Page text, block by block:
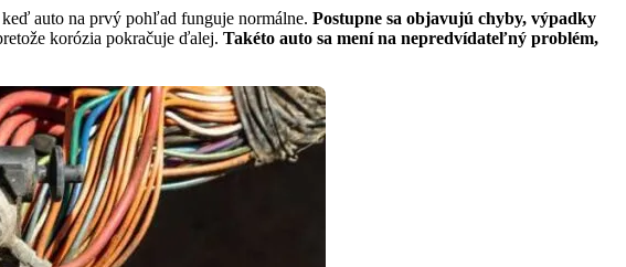
auto na prvý pohľad funguje normálne. Postupne sa objavujú chyby, výpadky
korózia pokračuje ďalej. Takéto auto sa mení na nepredvídateľný problém,